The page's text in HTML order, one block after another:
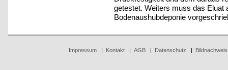
getestet. Weiters muss das Eluat
Bodenaushubdeponie
Impressum| Kontakt| AGB| Datenschutz | Bildnachweis